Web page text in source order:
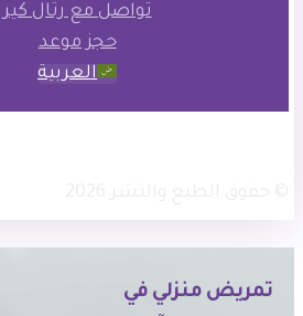
تواصل مع رتال كير
حجز موعد
العربية
تمريض منزلي في